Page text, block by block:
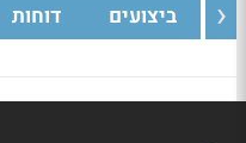
ביצועים דוחות